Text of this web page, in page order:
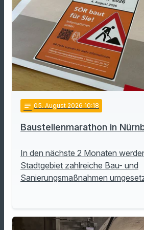
notes 05. August 2026 10:18
Baustellenmarathon in
In den nächste 2 Monaten
Stadtgebiet zahlreiche Bau- und
Sanierungsmaßnahmen